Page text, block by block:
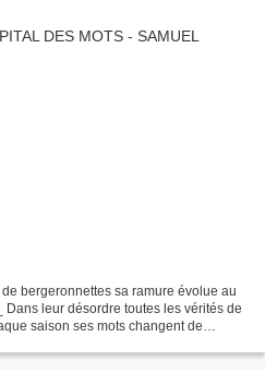
bergeronnettes sa ramure évolue au
leur désordre toutes les vérités de
saison ses mots changent de